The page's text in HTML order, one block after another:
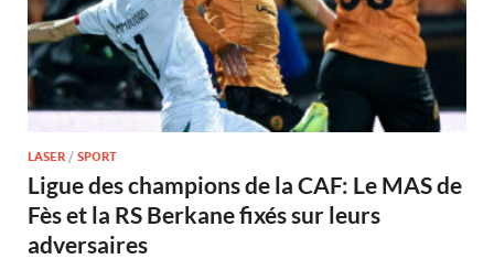
LASER / SPORT
Ligue des champions de la CAF: Le MAS de
Fès et la RS Berkane fixés sur leurs
adversaires